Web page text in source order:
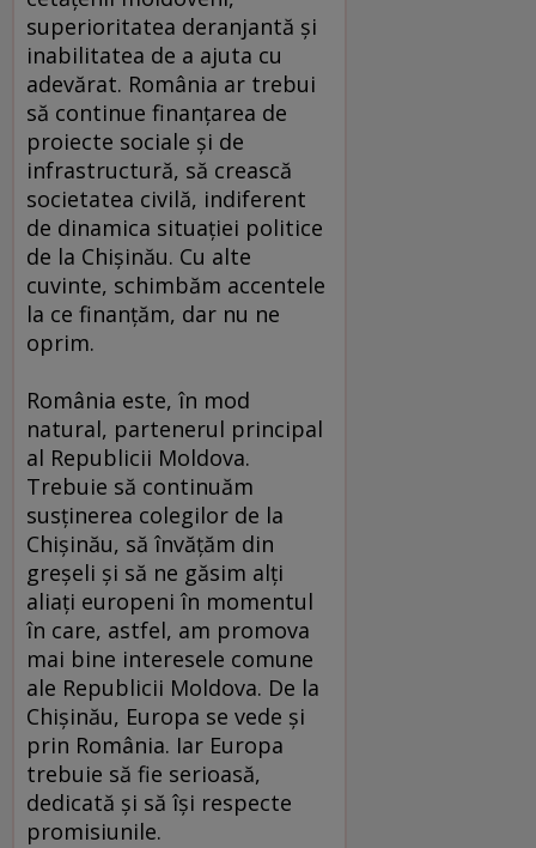
superioritatea deranjantă şi
inabilitatea de a ajuta cu
adevărat. România ar trebui
să continue finanţarea de
proiecte sociale şi de
infrastructură, să crească
societatea civilă, indiferent
de dinamica situaţiei politice
de la Chişinău. Cu alte
cuvinte, schimbăm accentele
la ce finanţăm, dar nu ne
oprim.
România este, în mod
natural, partenerul principal
al Republicii Moldova.
Trebuie să continuăm
susţinerea colegilor de la
Chişinău, să învăţăm din
greşeli şi să ne găsim alţi
aliaţi europeni în momentul
în care, astfel, am promova
mai bine interesele comune
ale Republicii Moldova. De la
Chişinău, Europa se vede şi
prin România. Iar Europa
trebuie să fie serioasă,
dedicată şi să îşi respecte
promisiunile.